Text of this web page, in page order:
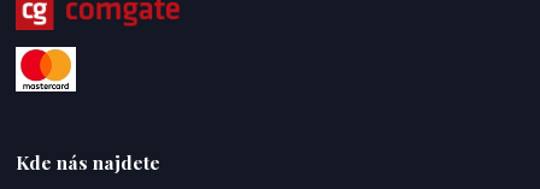
Kde nás najdete